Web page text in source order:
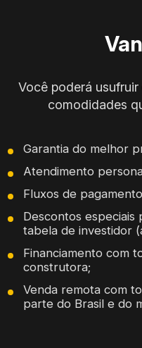
Você poderá
comodidades
Garantia do melhor
Atendimento
Fluxos de
Descontos especiais
tabela de investidor
Financiamento com
construtora;
Venda remota com
parte do Brasil e do